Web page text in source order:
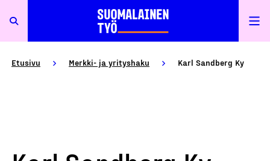
Etusivu Merkki- ja yrityshaku Karl Sandberg Ky